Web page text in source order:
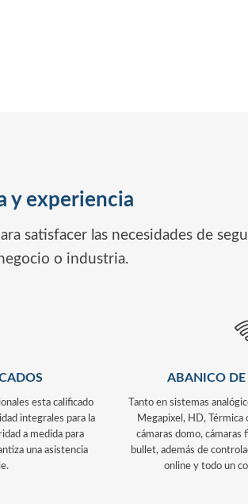
y experiencia
satisfacer las necesidades de
o industria.
esta calificado
integrales para la
a medida para
una asistencia
ABANICO
Tanto en sistemas
Megapixel, HD,
cámaras domo, cámaras
bullet, además de
online y todo un